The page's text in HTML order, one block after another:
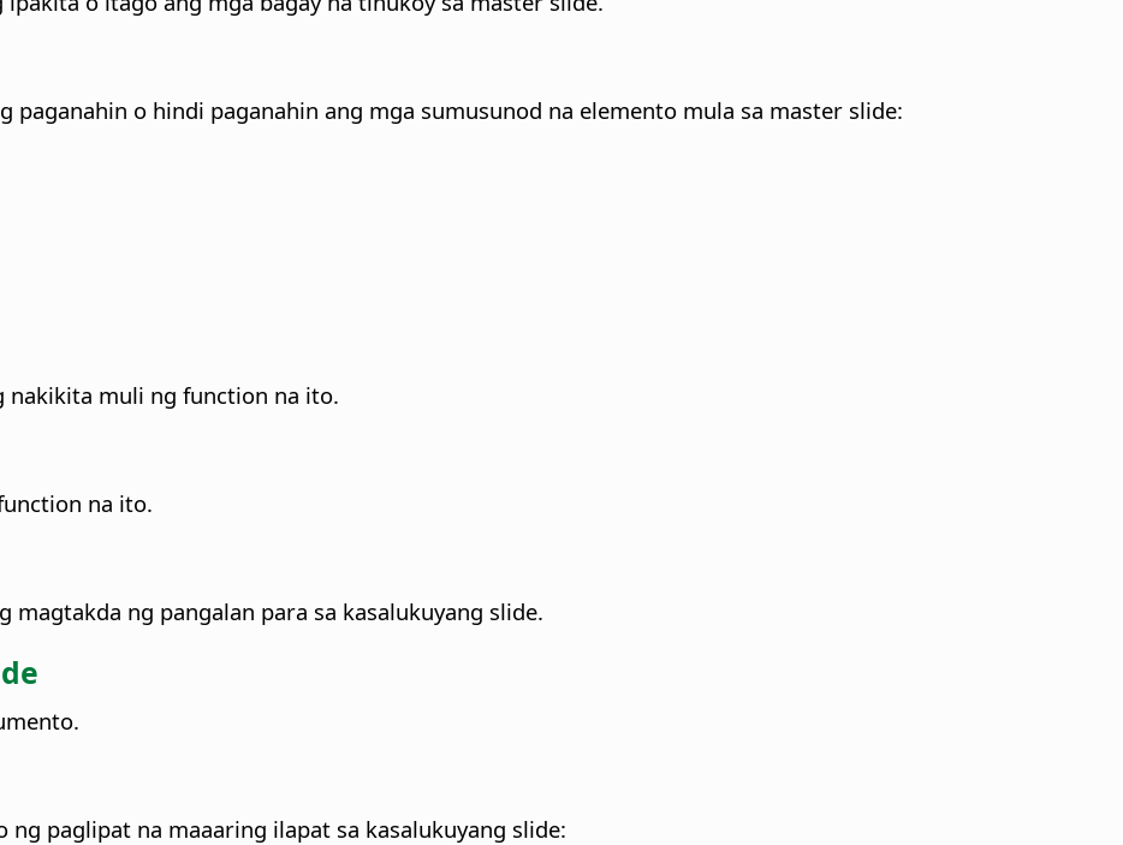
paganahin o hindi paganahin ang mga sumusunod na elemento mula sa master slide:
nakikita muli ng function na ito.
na ito.
ng pangalan para sa kasalukuyang slide.
paglipat na maaaring ilapat sa kasalukuyang slide: